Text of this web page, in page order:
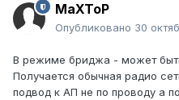
MaXToP
Опубликовано 30
В режиме бриджа - может
Получается обычная радио
подвод к АП не по проводу а